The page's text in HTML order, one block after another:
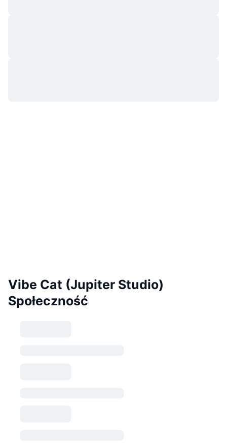
Vibe Cat (Jupiter Studio)
Społeczność